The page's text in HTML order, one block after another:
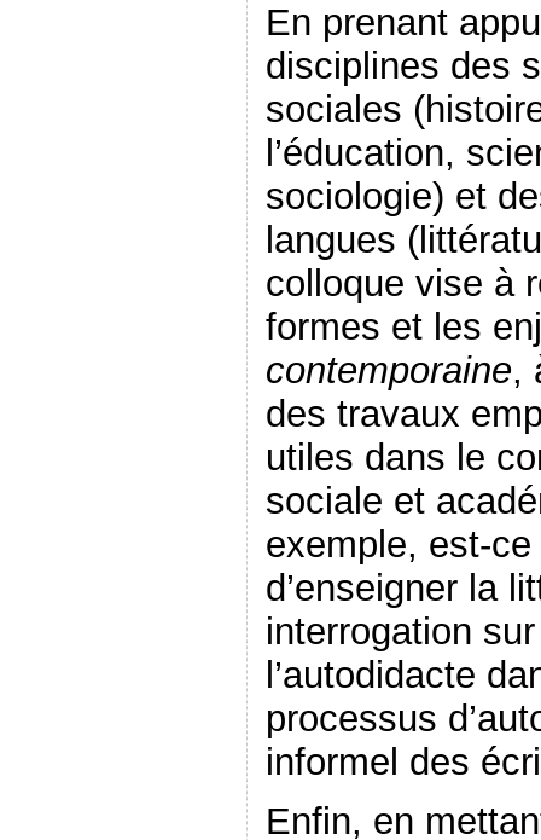
En prenant
disciplines des
sociales
l’éducation,
sociologie) et
langues
colloque vise à
formes et les
contemporaine,
des travaux
utiles dans le
sociale et
exemple, est-ce
d’enseigner la
interrogation
l’autodidacte
processus
informel des
Enfin, en